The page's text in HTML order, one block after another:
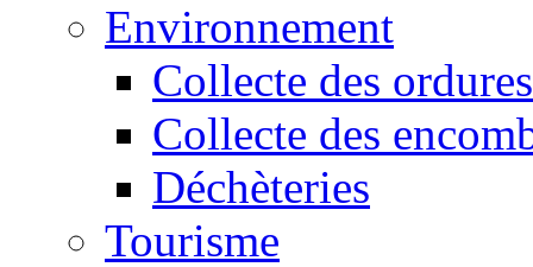
Environnement
Collecte des ordures
Collecte des
Déchèteries
Tourisme